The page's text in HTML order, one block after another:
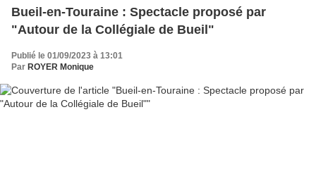
Bueil-en-Touraine : Spectacle proposé par
"Autour de la Collégiale de Bueil"
Publié le 01/09/2023 à 13:01
Par ROYER Monique